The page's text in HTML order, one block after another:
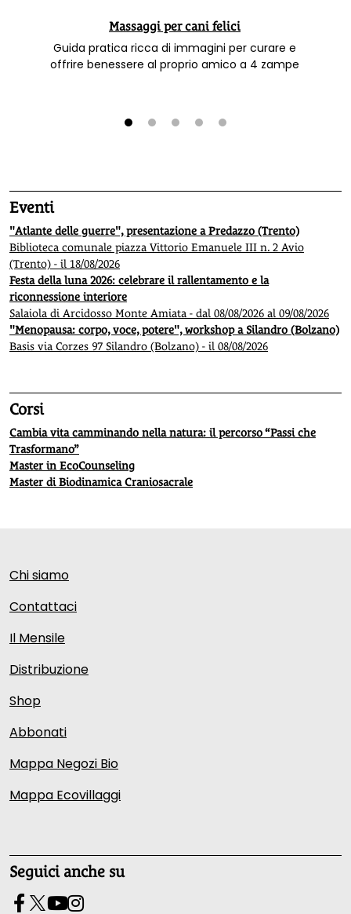
Massaggi per cani felici
Guida pratica ricca di immagini per curare e
offrire benessere al proprio amico a 4 zampe
Eventi
"Atlante delle guerre", presentazione a Predazzo (Trento)
Biblioteca comunale piazza Vittorio Emanuele III n. 2 Avio
(Trento) - il 18/08/2026
Festa della luna 2026: celebrare il rallentamento e la
riconnessione interiore
Salaiola di Arcidosso Monte Amiata - dal 08/08/2026 al 09/08/2026
"Menopausa: corpo, voce, potere", workshop a Silandro (Bolzano)
Basis via Corzes 97 Silandro (Bolzano) - il 08/08/2026
Corsi
Cambia vita camminando nella natura: il percorso “Passi che
Trasformano”
Master in EcoCounseling
Master di Biodinamica Craniosacrale
Chi siamo
Contattaci
Il Mensile
Distribuzione
Shop
Abbonati
Mappa Negozi Bio
Mappa Ecovillaggi
Seguici anche su